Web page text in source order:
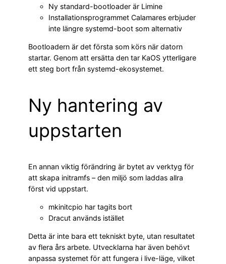
Ny standard-bootloader är Limine
Installationsprogrammet Calamares erbjuder
inte längre systemd-boot som alternativ
Bootloadern är det första som körs när datorn
startar. Genom att ersätta den tar KaOS ytterligare
ett steg bort från systemd-ekosystemet.
Ny hantering av
uppstarten
En annan viktig förändring är bytet av verktyg för
att skapa initramfs – den miljö som laddas allra
först vid uppstart.
mkinitcpio har tagits bort
Dracut används istället
Detta är inte bara ett tekniskt byte, utan resultatet
av flera års arbete. Utvecklarna har även behövt
anpassa systemet för att fungera i live-läge, vilket